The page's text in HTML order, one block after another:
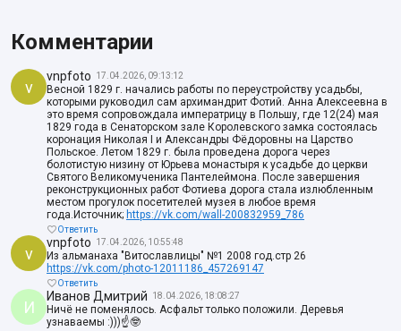
Комментарии
v
vnpfoto 17.04.2026, 09:13:12
Весной 1829 г. начались работы по переустройству усадьбы,
которыми руководил сам архимандрит Фотий. Анна Алексеевна в
это время сопровождала императрицу в Польшу, где 12(24) мая
1829 года в Сенаторском зале Королевского замка состоялась
коронация Николая I и Александры Фёдоровны на Царство
Польское. Летом 1829 г. была проведена дорога через
болотистую низину от Юрьева монастыря к усадьбе до церкви
Святого Великомученика Пантелеймона. После завершения
реконструкционных работ Фотиева дорога стала излюбленным
местом прогулок посетителей музея в любое время
года.Источник; https://vk.com/wall-200832959_786
Ответить
v
vnpfoto 17.04.2026, 10:55:48
Из альманаха "Витославлицы" №1 2008 год.стр 26
https://vk.com/photo-12011186_457269147
Ответить
И
Иванов Дмитрий 18.04.2026, 18:08:27
Ничё не поменялось. Асфальт только положили. Деревья
узнаваемы :)))☝🤓